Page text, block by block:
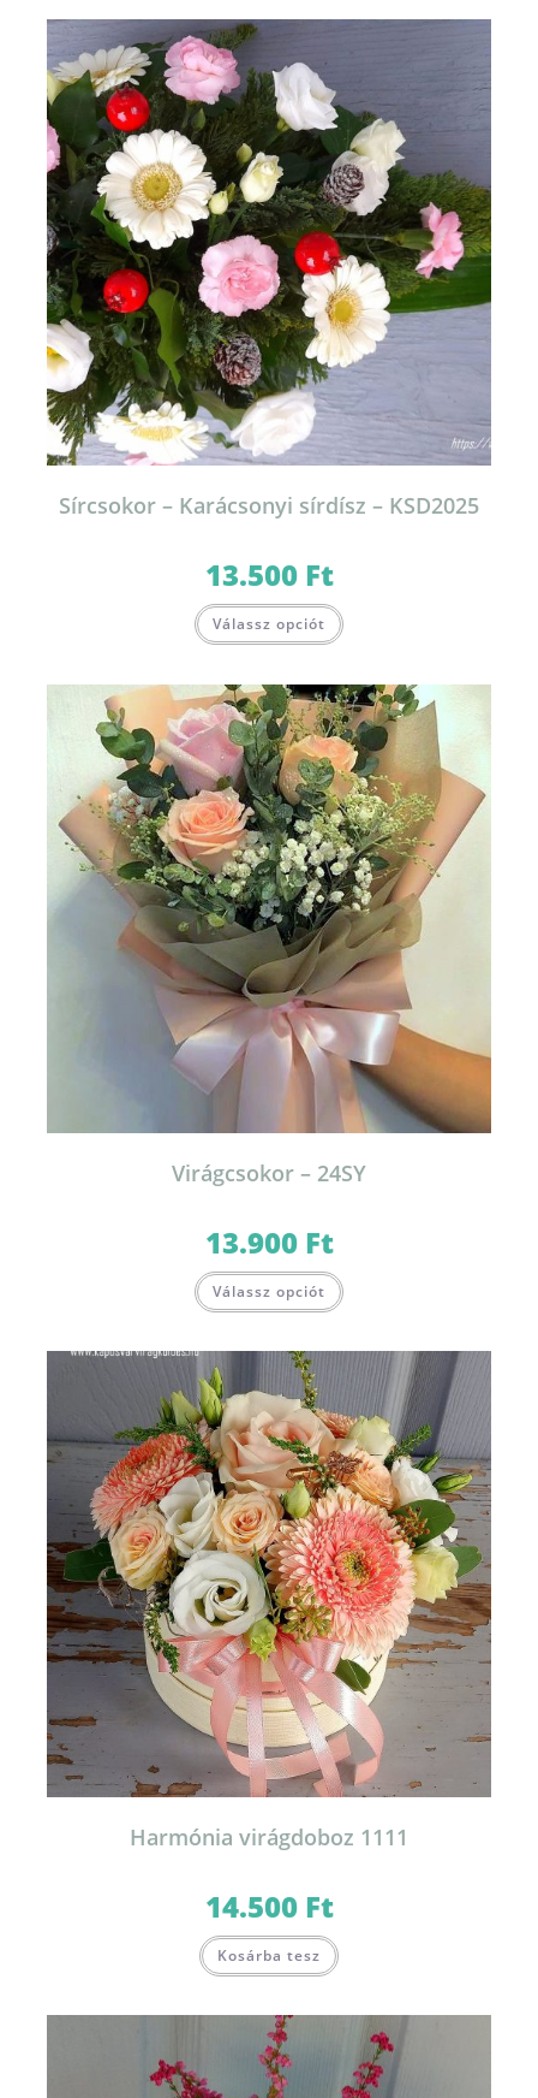
Sírcsokor – Karácsonyi sírdísz – KSD2025
13.500 Ft
Válassz opciót
Virágcsokor – 24SY
13.900 Ft
Válassz opciót
Harmónia virágdoboz 1111
14.500 Ft
Kosárba tesz